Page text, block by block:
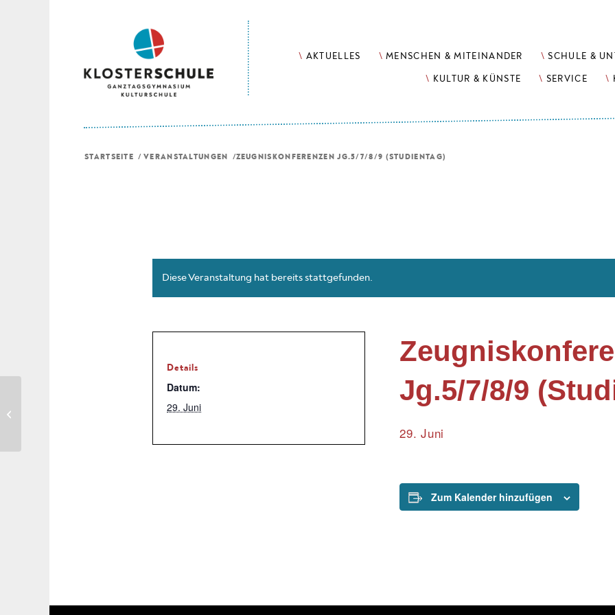
AKTUELLES MENSCHEN & MITEINANDER SCHULE &
KULTUR & KÜNSTE SERVICE
STARTSEITE / VERANSTALTUNGEN /ZEUGNISKONFERENZEN JG.5/7/8/9 (STUDIENTAG)
Diese Veranstaltung hat bereits stattgefunden.
Jg.5/7/8/9
29. Juni
Zum Kalender hinzufügen
Details
Datum:
29. Juni